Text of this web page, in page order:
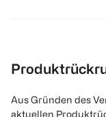
Aus Gründen des
aktuellen